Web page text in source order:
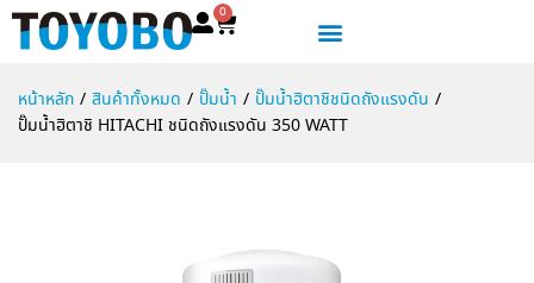
0
หน้าหลัก / สินค้าทั้งหมด / ปั๊มน้ำ / ปั๊มน้ำฮิตาชิชนิดถังแรงดัน /
ปั๊มน้ำฮิตาชิ HITACHI ชนิดถังแรงดัน 350 WATT